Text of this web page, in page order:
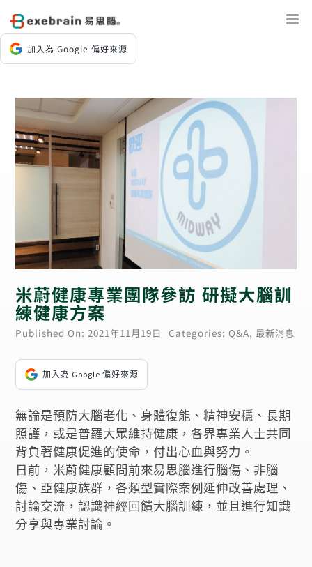
content加入為 Google 偏好來源
米蔚健康專業團隊參訪 研擬大腦訓
練健康方案
Published On: 2021年11月19日 Categories: Q&A, 最新消息
加入為 Google 偏好來源
無論是預防大腦老化、身體復能、精神安穩、長期
照護，或是普羅大眾維持健康，各界專業人士共同
背負著健康促進的使命，付出心血與努力。
日前，米蔚健康顧問前來易思腦進行腦傷、非腦
傷、亞健康族群，各類型實際案例延伸改善處理、
討論交流，認識神經回饋大腦訓練，並且進行知識
分享與專業討論。